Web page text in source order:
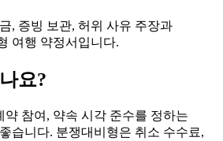
, 증빙 보관, 허위 사유 주장과
여행 약정서입니다.
요?
약 참여, 약속 시각 준수를 정하는
습니다. 분쟁대비형은 취소 수수료,